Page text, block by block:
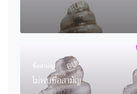
ชื่อสามัญ
ไม่พบชื่อสามัญ